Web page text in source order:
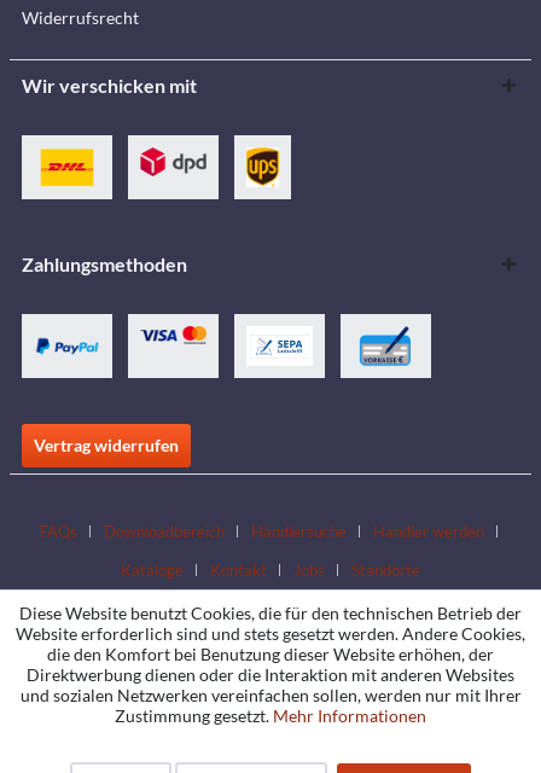
Widerrufsrecht
Wir verschicken mit
Zahlungsmethoden
Vertrag widerrufen
FAQs Downloadbereich Händlersuche
Händler werden
Kataloge
Kontakt Jobs Standorte
Diese Website benutzt Cookies, die für den technischen Betrieb der
Website erforderlich sind und stets gesetzt werden. Andere Cookies,
die den Komfort bei Benutzung dieser Website erhöhen, der
Direktwerbung dienen oder die Interaktion mit anderen Websites
und sozialen Netzwerken vereinfachen sollen, werden nur mit Ihrer
Zustimmung gesetzt. Mehr Informationen